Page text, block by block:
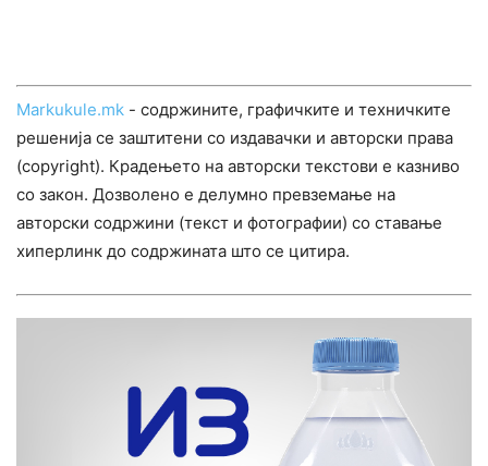
Markukule.mk - содржините, графичките и техничките
решенија се заштитени со издавачки и авторски права
(copyright). Крадењето на авторски текстови е казниво
со закон. Дозволено е делумно превземање на
авторски содржини (текст и фотографии) со ставање
хиперлинк до содржината што се цитира.